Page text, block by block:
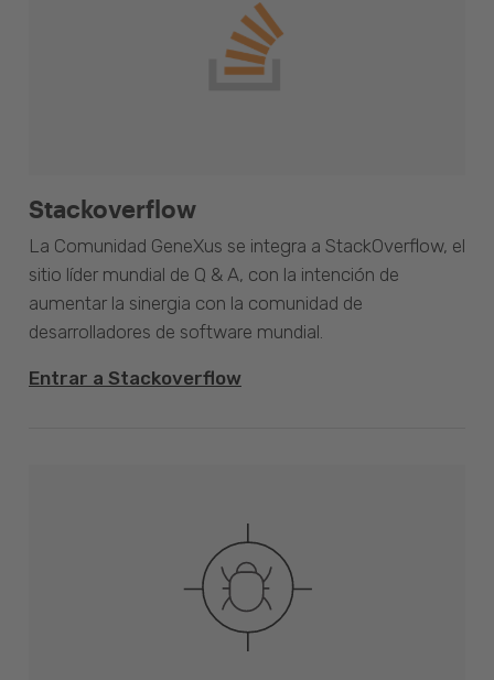
Stackoverflow
La Comunidad GeneXus se integra a StackOverflow, el
sitio líder mundial de Q & A, con la intención de
aumentar la sinergia con la comunidad de
desarrolladores de software mundial.
Entrar a Stackoverflow